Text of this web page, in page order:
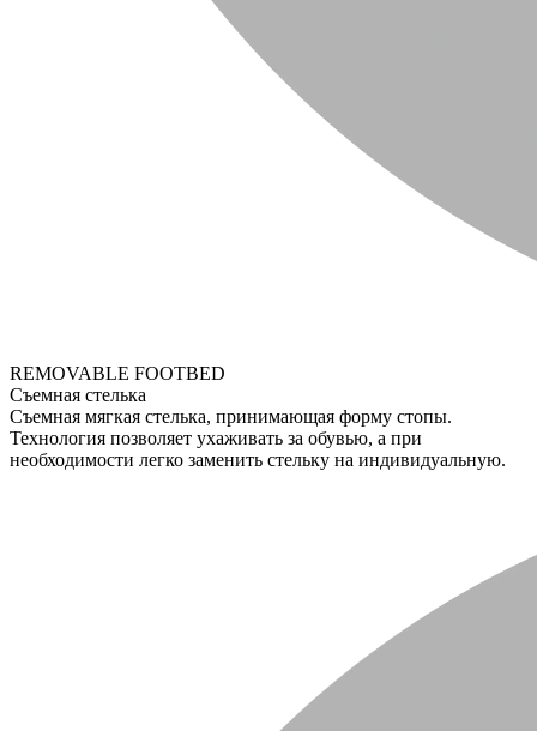
REMOVABLE FOOTBED
Съемная стелька
Съемная мягкая стелька, принимающая форму стопы.
Технология позволяет ухаживать за обувью, а при
необходимости легко заменить стельку на индивидуальную.